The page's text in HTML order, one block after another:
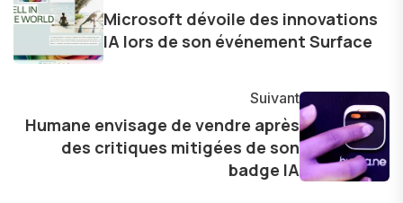
innovations. Mon travail consiste également à
partager des réflexions sur l'impact de la
technologie sur notre vie quotidienne et à
Microsoft dévoile des innovations
IA lors de son événement Surface
Suivant
Humane envisage de vendre après
des critiques mitigées de son
badge IA